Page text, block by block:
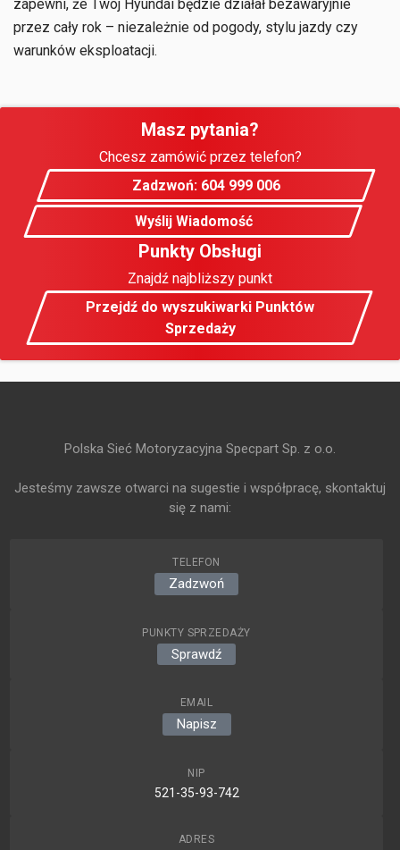
zapewni, że Twój Hyundai będzie działał bezawaryjnie
przez cały rok – niezależnie od pogody, stylu jazdy czy
warunków eksploatacji.
Masz pytania?
Chcesz zamówić przez telefon?
Zadzwoń: 604 999 006
Wyślij Wiadomość
Punkty Obsługi
Znajdź najbliższy punkt
Przejdź do wyszukiwarki Punktów
Sprzedaży
Polska Sieć Motoryzacyjna Specpart Sp. z o.o.
Jesteśmy zawsze otwarci na sugestie i współpracę, skontaktuj
się z nami:
TELEFON
Zadzwoń
PUNKTY SPRZEDAŻY
Sprawdź
EMAIL
Napisz
NIP
521-35-93-742
ADRES